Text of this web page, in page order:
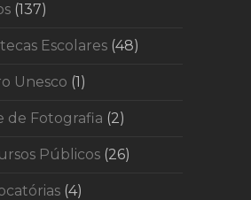
(137)
Escolares (48)
Unesco (1)
de Fotografia (2)
Públicos (26)
(4)